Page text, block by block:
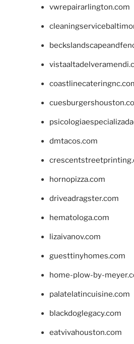
vwrepairarlington.com
dmtacos.com
hornopizza.com
driveadragster.com
hematologa.com
lizaivanov.com
guesttinyhomes.com
home-plow-by-
palatelatincuisine.com
blackdoglegacy.com
eatvivahouston.com